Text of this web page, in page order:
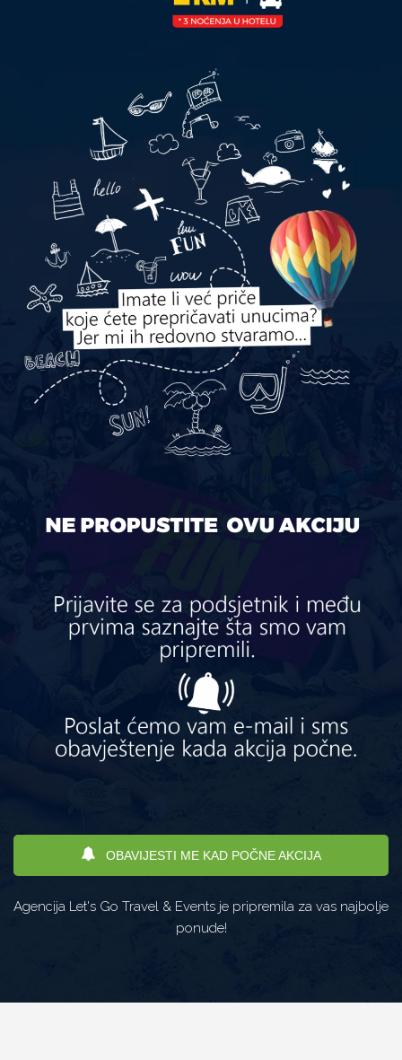
OBAVIJESTI ME KAD POČNE AKCIJA
Agencija Let's Go Travel & Events je pripremila za vas najbolje
ponude!